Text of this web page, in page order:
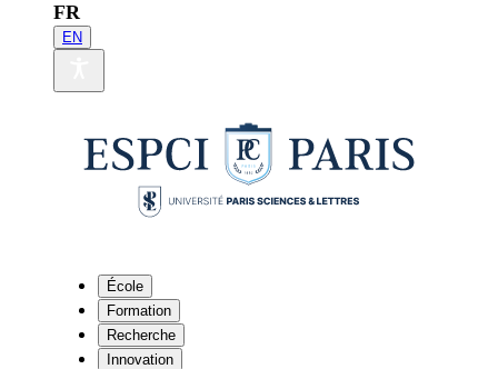
FR
EN
École
Formation
Recherche
Innovation